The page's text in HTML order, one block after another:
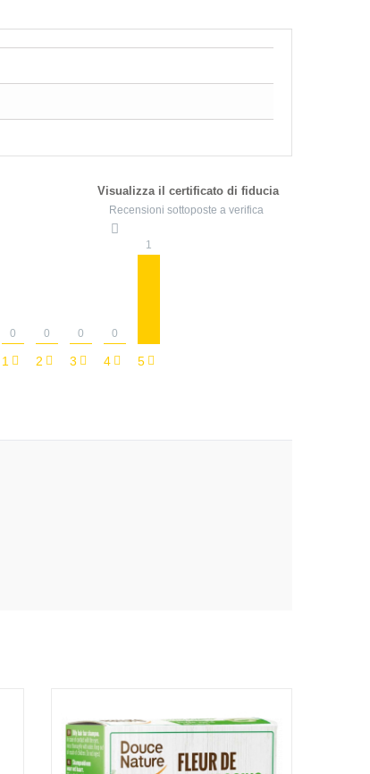
Visualizza il certificato di fiducia
Recensioni sottoposte a verifica
1
0
2
0
3
0
4
0
5
1